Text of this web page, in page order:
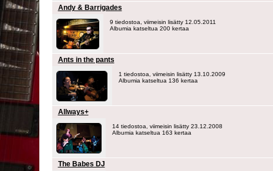
Andy & Barrigades
9 tiedostoa, viimeisin lisätty 12.05.2011
Albumia katseltua 200 kertaa
Ants in the pants
1 tiedostoa, viimeisin lisätty 13.10.2009
Albumia katseltua 136 kertaa
Allways+
14 tiedostoa, viimeisin lisätty 23.12.2008
Albumia katseltua 163 kertaa
The Babes DJ